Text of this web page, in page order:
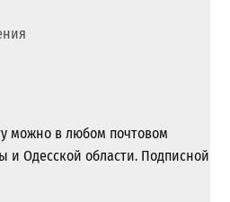
можно в любом почтовом
и Одесской области. Подписной